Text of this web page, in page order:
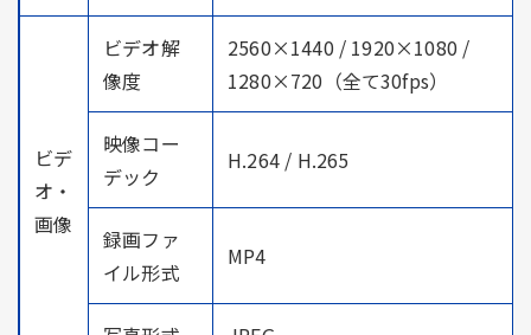
ビデ
オ・
画像
ビデオ解
像度
2560×1440 / 1920×1080 /
1280×720（全て30fps）
映像コー
デック
H.264 / H.265
録画ファ
イル形式
MP4